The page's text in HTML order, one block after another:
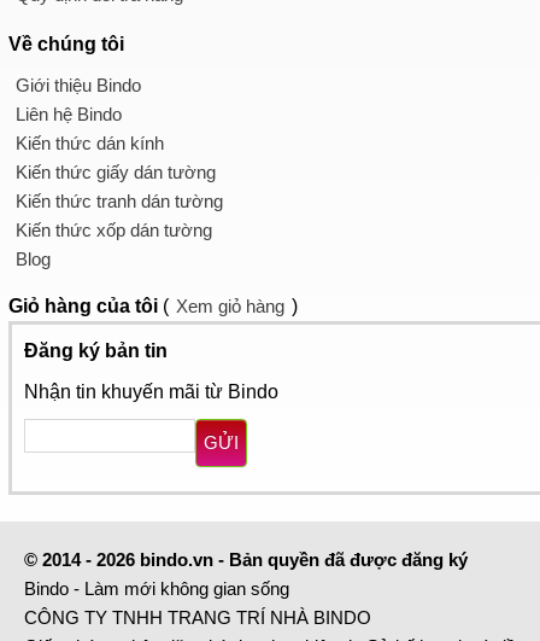
Về chúng tôi
Giới thiệu Bindo
Liên hệ Bindo
Kiến thức dán kính
Kiến thức giấy dán tường
Kiến thức tranh dán tường
Kiến thức xốp dán tường
Blog
Giỏ hàng của tôi ( Xem giỏ hàng )
Đăng ký bản tin
Nhận tin khuyến mãi từ Bindo
GỬI
© 2014 - 2026 bindo.vn - Bản quyền đã được đăng ký
Bindo - Làm mới không gian sống
CÔNG TY TNHH TRANG TRÍ NHÀ BINDO